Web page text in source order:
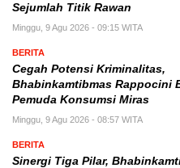
Sejumlah Titik Rawan
Minggu, 9 Agu 2026 - 09:15 WITA
BERITA
Cegah Potensi Kriminalitas,
Bhabinkamtibmas Rappocini
Pemuda Konsumsi Miras
Minggu, 9 Agu 2026 - 08:57 WITA
BERITA
Sinergi Tiga Pilar,